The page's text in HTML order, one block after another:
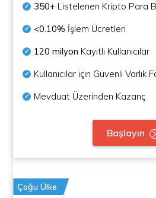
350+ Listelenen Kripto Para
<0.10% İşlem Ücretleri
120 milyon Kayıtlı Kullanıcılar
Kullanıcılar için Güvenli Varlık
Mevduat Üzerinden Kazanç
Başlayın
Çoğu Ülke